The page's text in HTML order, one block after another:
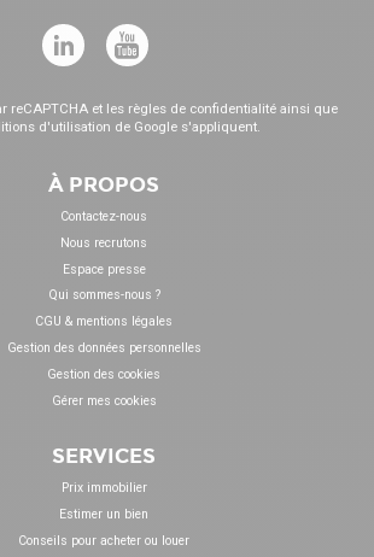
reCAPTCHA et les règles de confidentialitéainsi que
d'utilisation de Google s'appliquent.
À PROPOS
Contactez-nous
Nous recrutons
Espace presse
Qui sommes-nous ?
CGU & mentions légales
Gestion des données personnelles
Gestion des cookies
Gérer mes cookies
SERVICES
Prix immobilier
Estimer un bien
Conseils pour acheter ou louer